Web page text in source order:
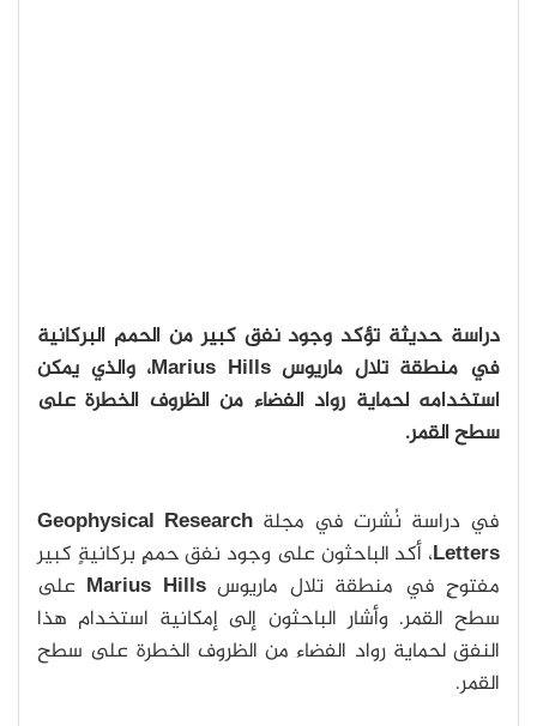
دراسة حديثة تؤكد وجود نفق كبير من الحمم البركانية
في منطقة تلال ماريوس Marius Hills، والذي يمكن
استخدامه لحماية رواد الفضاء من الظروف الخطرة على
سطح القمر.
في دراسة نُشرت في مجلة Geophysical Research
Letters، أكد الباحثون على وجود نفق حممٍ بركانيةٍ كبير
مفتوحٍ في منطقة تلال ماريوسMarius Hills على
سطح القمر. وأشار الباحثون إلى إمكانية استخدام هذا
النفق لحماية رواد الفضاء من الظروف الخطرة على سطح
القمر.